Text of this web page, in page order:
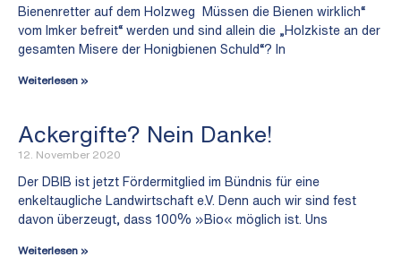
Bienenretter auf dem Holzweg Müssen die Bienen wirklich“
vom Imker befreit“ werden und sind allein die „Holzkiste an der
gesamten Misere der Honigbienen Schuld“? In
Weiterlesen »
Ackergifte? Nein Danke!
12. November 2020
Der DBIB ist jetzt Fördermitglied im Bündnis für eine
enkeltaugliche Landwirtschaft e.V. Denn auch wir sind fest
davon überzeugt, dass 100% »Bio« möglich ist. Uns
Weiterlesen »